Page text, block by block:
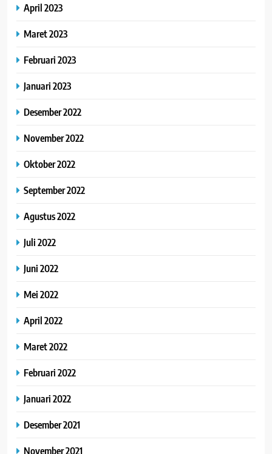
April 2023
Maret 2023
Februari 2023
Januari 2023
Desember 2022
November 2022
Oktober 2022
September 2022
Agustus 2022
Juli 2022
Juni 2022
Mei 2022
April 2022
Maret 2022
Februari 2022
Januari 2022
Desember 2021
November 2021